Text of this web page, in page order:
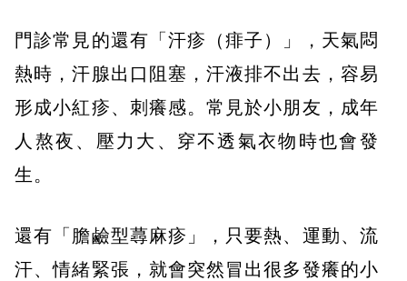
門診常見的還有「汗疹（痱子）」，天氣悶
熱時，汗腺出口阻塞，汗液排不出去，容易
形成小紅疹、刺癢感。常見於小朋友，成年
人熬夜、壓力大、穿不透氣衣物時也會發
生。
還有「膽鹼型蕁麻疹」，只要熱、運動、流
汗、情緒緊張，就會突然冒出很多發癢的小